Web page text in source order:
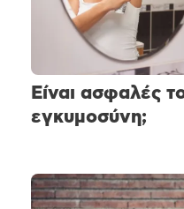
Είναι ασφαλές
εγκυμοσύνη;